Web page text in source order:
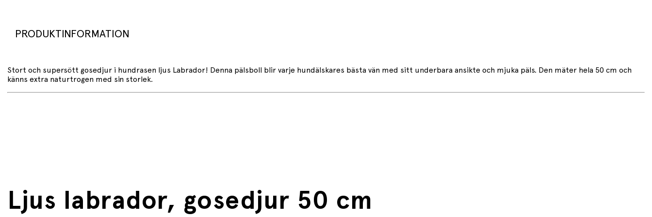
PRODUKTINFORMATION
Stort och supersött gosedjur i hundrasen ljus Labrador! Denna pälsboll blir varje hundälskares bästa vän med sitt underbara ansikte och mjuka päls. Den mäter hela 50 cm och
känns extra naturtrogen med sin storlek.
Ljus labrador, gosedjur 50 cm